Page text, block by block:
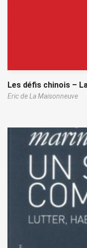
Les défis chinois –
Eric de La Maisonneuve